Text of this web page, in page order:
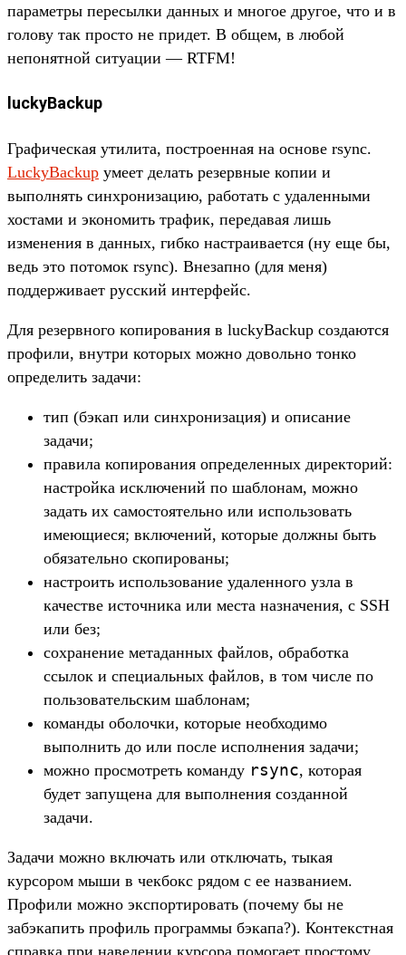
параметры пересылки данных и многое другое, что и в
голову так просто не придет. В общем, в любой
непонятной ситуации — RTFM!
luckyBackup
Графическая утилита, построенная на основе rsync.
LuckyBackup умеет делать резервные копии и
выполнять синхронизацию, работать с удаленными
хостами и экономить трафик, передавая лишь
изменения в данных, гибко настраивается (ну еще бы,
ведь это потомок rsync). Внезапно (для меня)
поддерживает русский интерфейс.
Для резервного копирования в luckyBackup создаются
профили, внутри которых можно довольно тонко
определить задачи:
тип (бэкап или синхронизация) и описание
задачи;
правила копирования определенных директорий:
настройка исключений по шаблонам, можно
задать их самостоятельно или использовать
имеющиеся; включений, которые должны быть
обязательно скопированы;
настроить использование удаленного узла в
качестве источника или места назначения, с SSH
или без;
сохранение метаданных файлов, обработка
ссылок и специальных файлов, в том числе по
пользовательским шаблонам;
команды оболочки, которые необходимо
выполнить до или после исполнения задачи;
можно просмотреть команду rsync, которая
будет запущена для выполнения созданной
задачи.
Задачи можно включать или отключать, тыкая
курсором мыши в чекбокс рядом с ее названием.
Профили можно экспортировать (почему бы не
забэкапить профиль программы бэкапа?). Контекстная
справка при наведении курсора помогает простому